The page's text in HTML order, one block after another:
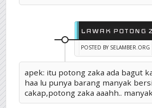
LAWAK POTONG
POSTED BY SELAMBER.ORG
apek: itu potong zaka ada bagut
haa lu punya barang manyak
cakap,potong zaka aaahh..